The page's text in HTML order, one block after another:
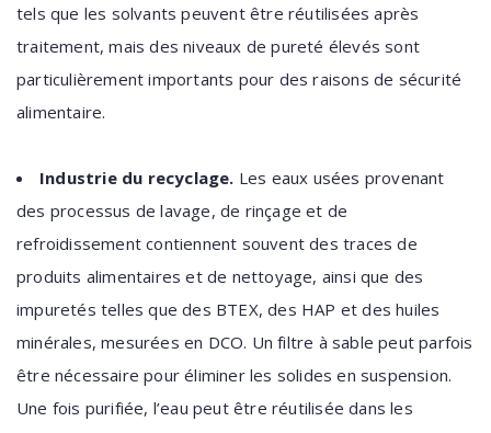
tels que les solvants peuvent être réutilisées après
traitement, mais des niveaux de pureté élevés sont
particulièrement importants pour des raisons de sécurité
alimentaire.
Industrie du recyclage. Les eaux usées provenant
des processus de lavage, de rinçage et de
refroidissement contiennent souvent des traces de
produits alimentaires et de nettoyage, ainsi que des
impuretés telles que des BTEX, des HAP et des huiles
minérales, mesurées en DCO. Un filtre à sable peut parfois
être nécessaire pour éliminer les solides en suspension.
Une fois purifiée, l’eau peut être réutilisée dans les